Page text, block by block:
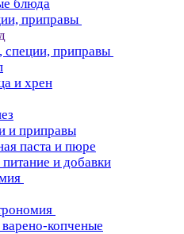
блюда
приправы
специи, приправы
и хрен
и приправы
паста и пюре
и добавки
копченые